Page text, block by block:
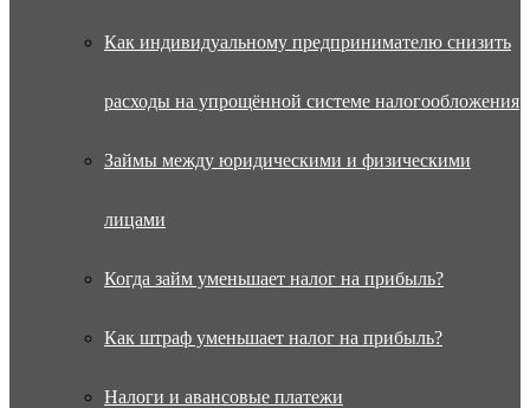
Как индивидуальному предпринимателю снизить
расходы на упрощённой системе налогообложения
Займы между юридическими и физическими
лицами
Когда займ уменьшает налог на прибыль?
Как штраф уменьшает налог на прибыль?
Налоги и авансовые платежи